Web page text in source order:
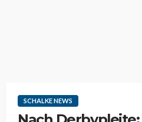
SCHALKE NEWS